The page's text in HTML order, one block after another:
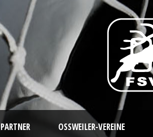
PARTNER OSSWEILER-VEREINE